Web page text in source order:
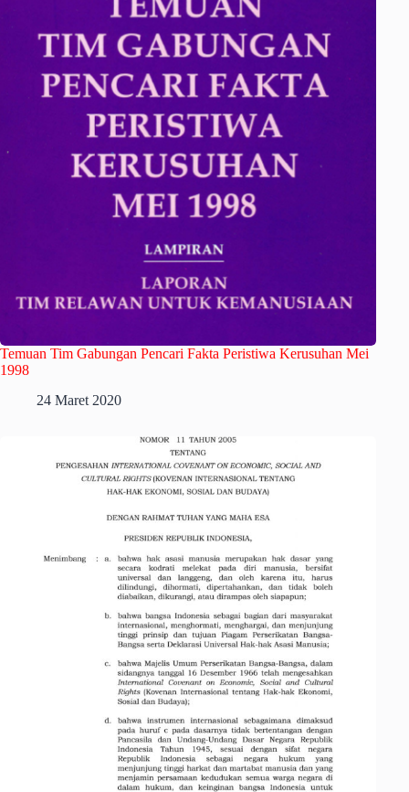
Temuan Tim Gabungan Pencari Fakta Peristiwa Kerusuhan Mei
1998
24 Maret 2020